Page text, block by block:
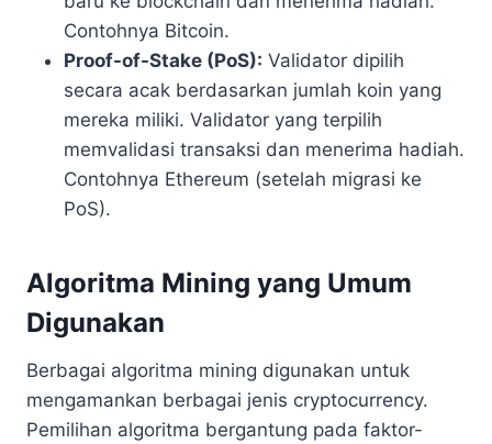
Contohnya Bitcoin.
Proof-of-Stake (PoS): Validator dipilih
secara acak berdasarkan jumlah koin yang
mereka miliki. Validator yang terpilih
memvalidasi transaksi dan menerima hadiah.
Contohnya Ethereum (setelah migrasi ke
PoS).
Algoritma Mining yang Umum
Digunakan
Berbagai algoritma mining digunakan untuk
mengamankan berbagai jenis cryptocurrency.
Pemilihan algoritma bergantung pada faktor-